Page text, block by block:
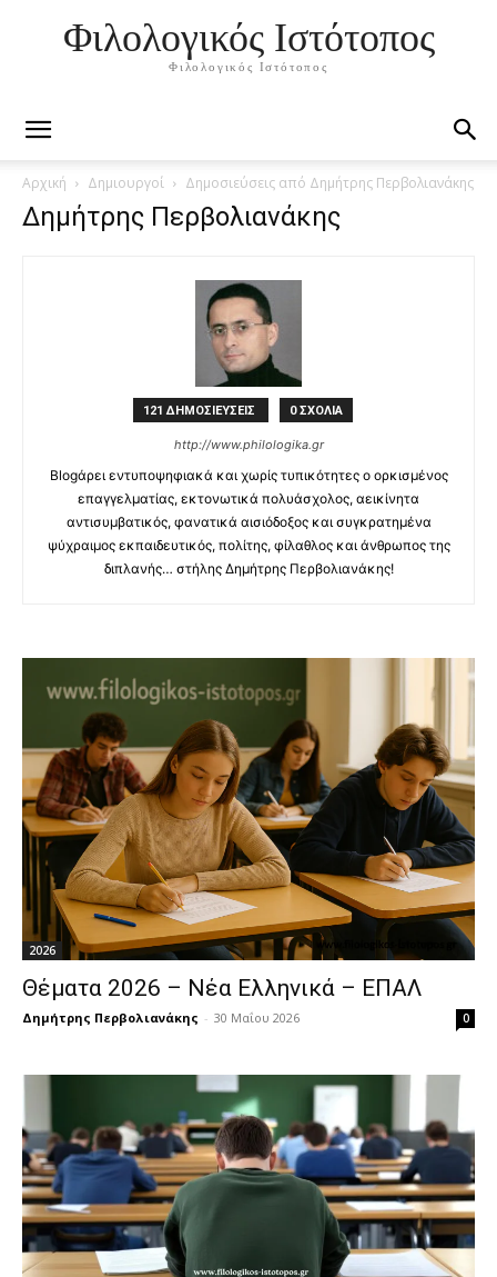
Φιλολογικός Ιστότοπος
Φιλολογικός Ιστότοπος
Αρχική Δημιουργοί Δημοσιεύσεις από Δημήτρης Περβολιανάκης
Δημήτρης Περβολιανάκης
121 ΔΗΜΟΣΙΕΥΣΕΙΣ 0 ΣΧΟΛΙΑ
http://www.philologika.gr
Blogάρει εντυποψηφιακά και χωρίς τυπικότητες ο ορκισμένος
επαγγελματίας, εκτονωτικά πολυάσχολος, αεικίνητα
αντισυμβατικός, φανατικά αισιόδοξος και συγκρατημένα
ψύχραιμος εκπαιδευτικός, πολίτης, φίλαθλος και άνθρωπος της
διπλανής… στήλης Δημήτρης Περβολιανάκης!
2026
Θέματα 2026 – Νέα Ελληνικά – ΕΠΑΛ
Δημήτρης Περβολιανάκης - 30 Μαΐου 2026 0